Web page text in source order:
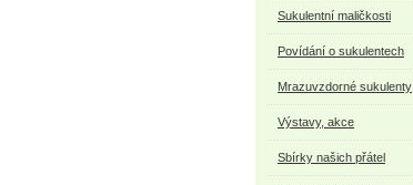
Sukulentní maličkosti
Povídání o sukulentech
Mrazuvzdorné sukulenty
Výstavy, akce
Sbírky našich přátel